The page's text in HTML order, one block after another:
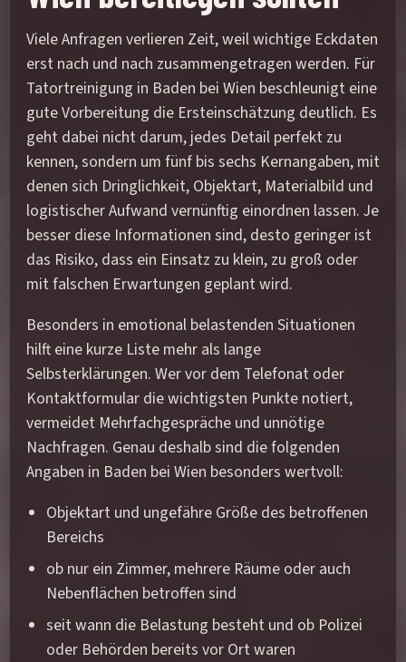
Viele Anfragen verlieren Zeit, weil wichtige Eckdaten
erst nach und nach zusammengetragen werden. Für
Tatortreinigung in Baden bei Wien beschleunigt eine
gute Vorbereitung die Ersteinschätzung deutlich. Es
geht dabei nicht darum, jedes Detail perfekt zu
kennen, sondern um fünf bis sechs Kernangaben, mit
denen sich Dringlichkeit, Objektart, Materialbild und
logistischer Aufwand vernünftig einordnen lassen. Je
besser diese Informationen sind, desto geringer ist
das Risiko, dass ein Einsatz zu klein, zu groß oder
mit falschen Erwartungen geplant wird.
Besonders in emotional belastenden Situationen
hilft eine kurze Liste mehr als lange
Selbsterklärungen. Wer vor dem Telefonat oder
Kontaktformular die wichtigsten Punkte notiert,
vermeidet Mehrfachgespräche und unnötige
Nachfragen. Genau deshalb sind die folgenden
Angaben in Baden bei Wien besonders wertvoll:
Objektart und ungefähre Größe des betroffenen
Bereichs
ob nur ein Zimmer, mehrere Räume oder auch
Nebenflächen betroffen sind
seit wann die Belastung besteht und ob Polizei
oder Behörden bereits vor Ort waren